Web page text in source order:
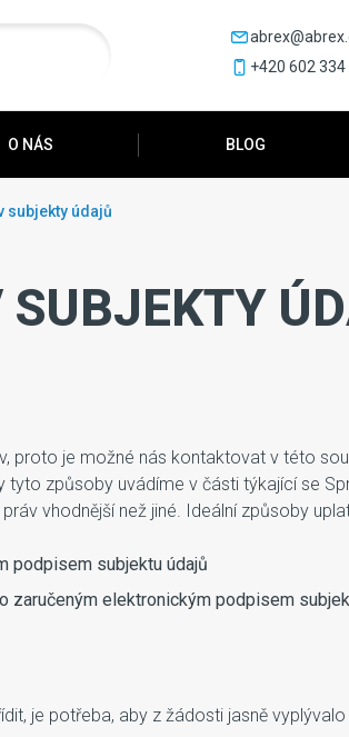
+420 602 334
O NÁS BLOG
subjekty údajů
proto je možné nás kontaktovat v této
způsoby uvádíme v části týkající se
vhodnější než jiné. Ideální způsoby
podpisem subjektu údajů
zaručeným elektronickým podpisem
je potřeba, aby z žádosti jasně vyplývalo